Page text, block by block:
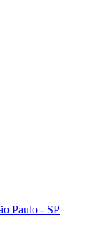
Paulo - SP